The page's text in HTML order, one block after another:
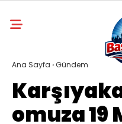
Ana Sayfa ›Gündem
omuza 19